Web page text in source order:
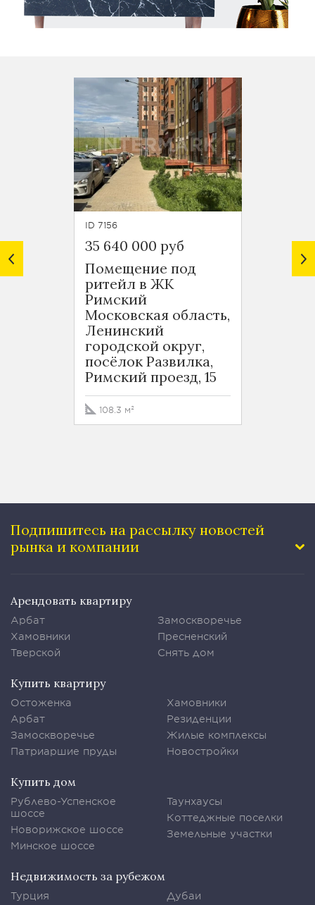
ID 7156
35 640 000 руб
Помещение под
ритейл в ЖК
Римский
Московская область,
Ленинский
городской округ,
посёлок Развилка,
Римский проезд, 15
108.3 м²
20
Подпишитесь на рассылку новостей
рынка и компании
Арендовать квартиру
Арбат
Хамовники
Тверской
Замоскворечье
Пресненский
Снять дом
Купить квартиру
Остоженка
Арбат
Замоскворечье
Патриаршие пруды
Хамовники
Резиденции
Жилые комплексы
Новостройки
Купить дом
Рублево-Успенское
шоссе
Новорижское шоссе
Минское шоссе
Таунхаусы
Коттеджные поселки
Земельные участки
Недвижимость за рубежом
Турция
Дубаи